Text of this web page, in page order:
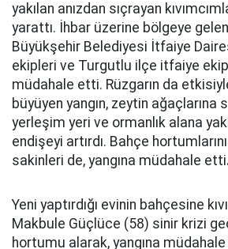
yakılan anızdan sıçrayan
yarattı. İhbar üzerine bölgeye
Büyükşehir Belediyesi İtfaiye
ekipleri ve Turgutlu ilçe itfaiye
müdahale etti. Rüzgarın da
büyüyen yangın, zeytin ağaçlarına
yerleşim yeri ve ormanlık alana
endişeyi artırdı. Bahçe
sakinleri de, yangına müdahale etti
Yeni yaptırdığı evinin bahçesine
Makbule Güçlüce (58) sinir krizi
hortumu alarak, yangına